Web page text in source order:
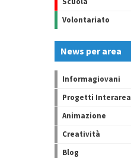
Volontariato
News per area
Informagiovani
Progetti Interarea
Animazione
Creatività
Blog